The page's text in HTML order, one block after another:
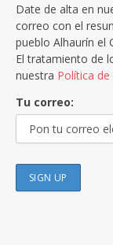
Date de alta en
correo con el
pueblo Alhaurín el
El tratamiento de
nuestra Política de
Tu correo: